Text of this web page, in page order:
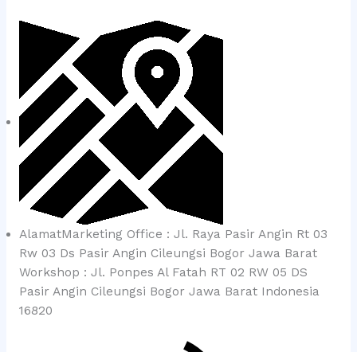
AlamatMarketing Office : Jl. Raya Pasir Angin Rt 03
Rw 03 Ds Pasir Angin Cileungsi Bogor Jawa Barat
Workshop : Jl. Ponpes Al Fatah RT 02 RW 05 DS
Pasir Angin Cileungsi Bogor Jawa Barat Indonesia
16820